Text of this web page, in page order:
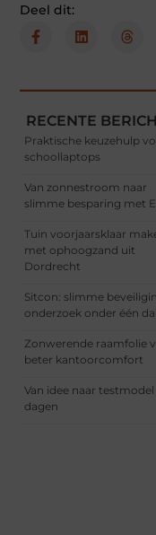
Deel dit:
RECENTE
Praktische keuzehulp
schoollaptops
Van zonnestroom naar
slimme besparing met
Tuin voorjaarsklaar
met ophoogzand uit
Dordrecht
Sitcon: slimme
onderzoek onder één
Zonwerende raamfolie
beter kantoorcomfort
Van idee naar testmodel
dagen